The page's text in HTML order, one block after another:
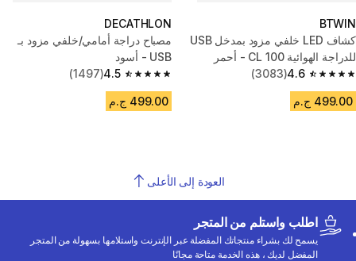
BTWIN
كشاف LED خلفي مزود بمدخل USB
للدراجة الهوائية CL 100 - أحمر
4.6
4.6 out of 5 stars from 3083 reviews
(3083)
499.00 ج.م
DECATHLON
مصباح دراجة أمامي/خلفي مزود بـ
USB - أسود
4.5
4.5 out of 5 stars from 1497 reviews
(1497)
499.00 ج.م
العودة إلى الأعلى
اطلب واستلم من المتجر
يسمح لك بشراء منتجاتك المفضلة عبر الإنترنت واستلامها بسهولة من المتجر
المفضل لديك ، هذه الخدمة متاحة مجانًا